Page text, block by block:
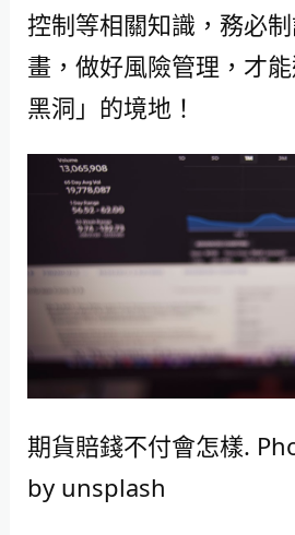
控制等相關知識，務必
畫，做好風險管理，才
黑洞」的境地！
期貨賠錢不付會怎樣.
by unsplash